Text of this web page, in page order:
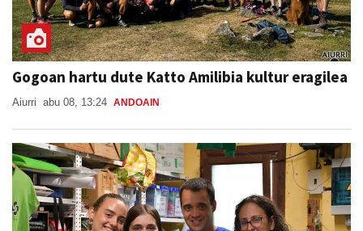
Gogoan hartu dute Katto Amilibia kultur eragilea
Aiurri abu 08, 13:24 ANDOAIN